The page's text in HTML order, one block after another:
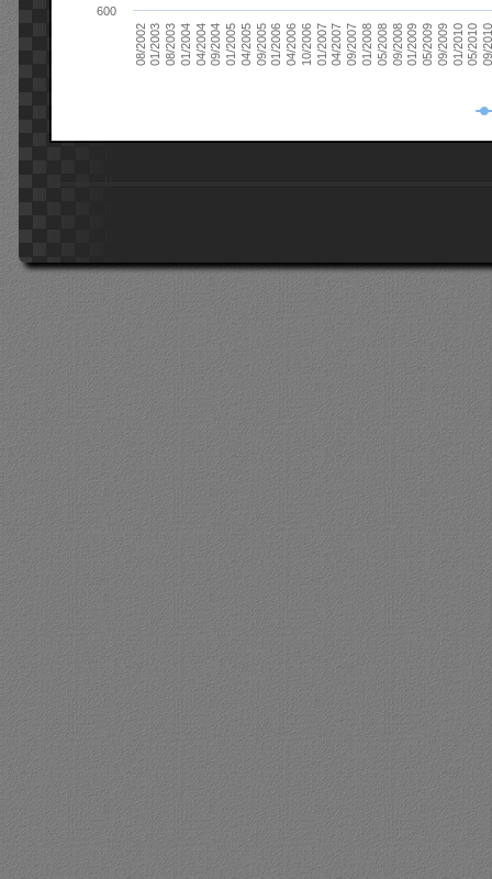
08/200201/200308/200301/200404/200409/200401/200504/200509/200501/200604/200610/200601/200704/200709/200701/200805/200809/200801/200905/200909/200901/201005/201009/
600